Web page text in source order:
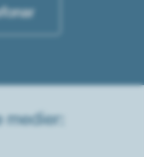
medier: